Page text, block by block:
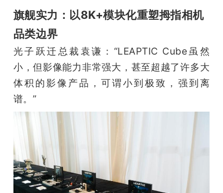
旗舰实力：以8K+模块化重塑拇指相机
品类边界
光子跃迁总裁袁谦：“LEAPTIC Cube虽然
小，但影像能力非常强大，甚至超越了许多大
体积的影像产品，可谓小到极致，强到离
谱。”